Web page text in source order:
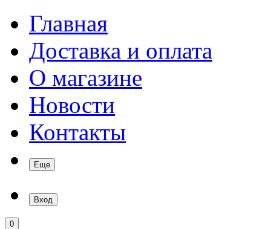
Главная
Доставка и оплата
О магазине
Новости
Контакты
Еще
Вход
0